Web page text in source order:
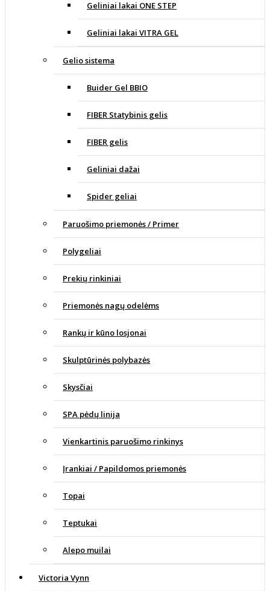
Geliniai lakai ONE STEP
Geliniai lakai VITRA GEL
Gelio sistema
Buider Gel BBIO
FIBER Statybinis gelis
FIBER gelis
Geliniai dažai
Spider geliai
Paruošimo priemonės / Primer
Polygeliai
Prekių rinkiniai
Priemonės nagų odelėms
Rankų ir kūno losjonai
Skulptūrinės polybazės
Skysčiai
SPA pėdų linija
Vienkartinis paruošimo rinkinys
Įrankiai / Papildomos priemonės
Topai
Teptukai
Alepo muilai
Victoria Vynn